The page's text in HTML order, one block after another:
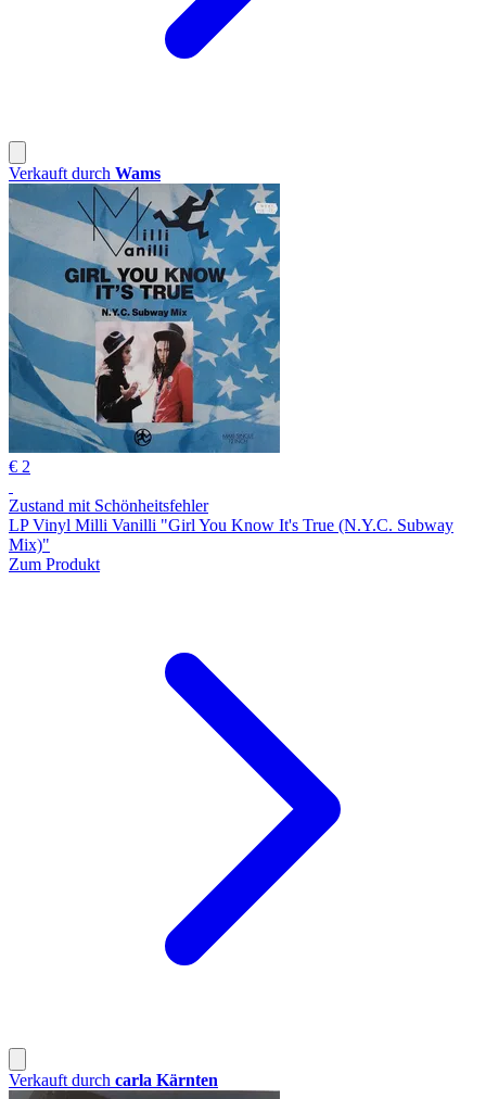
Verkauft durch Wams
€ 2
Zustand mit Schönheitsfehler
LP Vinyl Milli Vanilli "Girl You Know It's True (N.Y.C. Subway
Mix)"
Zum Produkt
Verkauft durch carla Kärnten